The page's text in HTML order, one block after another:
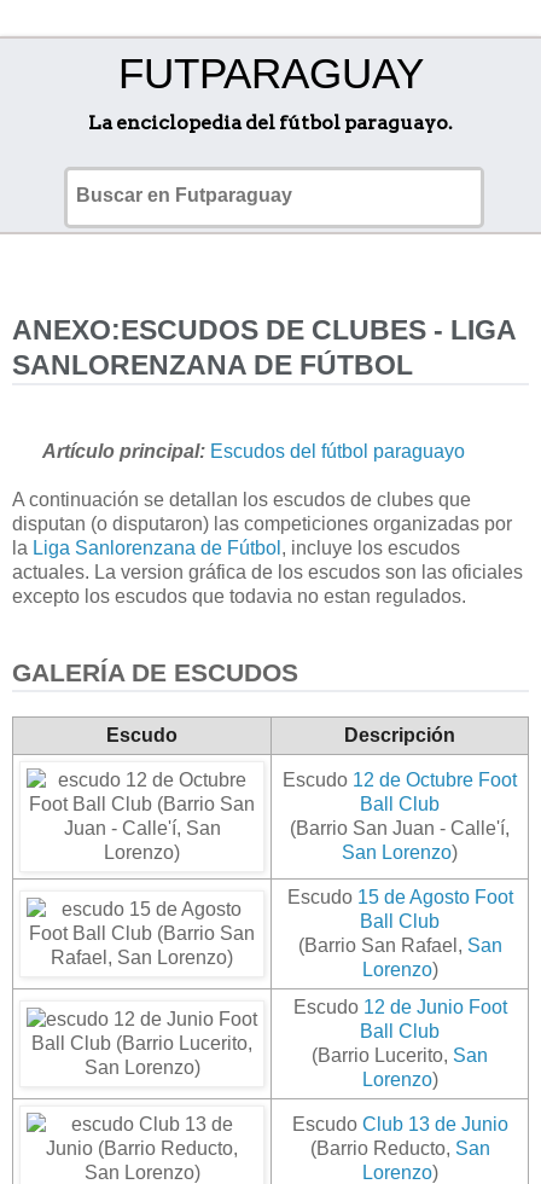
FUTPARAGUAY
La enciclopedia del fútbol paraguayo.
ANEXO:ESCUDOS DE CLUBES - LIGA
SANLORENZANA DE FÚTBOL
Artículo principal: Escudos del fútbol paraguayo
A continuación se detallan los escudos de clubes que
disputan (o disputaron) las competiciones organizadas por
la Liga Sanlorenzana de Fútbol , incluye los escudos
actuales. La version gráfica de los escudos son las oficiales
excepto los escudos que todavia no estan regulados.
GALERÍA DE ESCUDOS
Escudo Descripción
Escudo 12 de Octubre Foot
Ball Club
(Barrio San Juan - Calle'í,
San Lorenzo)
Escudo 15 de Agosto Foot
Ball Club
(Barrio San Rafael, San
Lorenzo)
Escudo 12 de Junio Foot
Ball Club
(Barrio Lucerito, San
Lorenzo)
Escudo Club 13 de Junio
(Barrio Reducto, San
Lorenzo)